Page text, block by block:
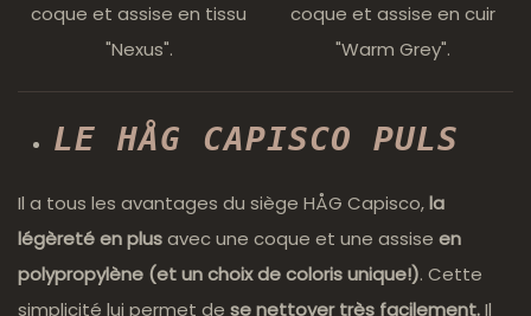
coque et assise en tissu
"Nexus".
coque et assise en cuir
"Warm Grey".
LE HÅG CAPISCO PULS
Il a tous les avantages du siège HÅG Capisco,la
légèreté en plusavec une coque et une assise en
polypropylène (et un choix de coloris unique!). Cette
simplicité lui permet de se nettoyer très facilement.Il